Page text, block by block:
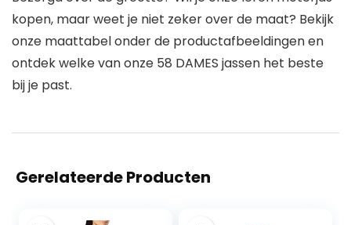
kopen, maar weet je niet zeker over de maat? Bekijk
onze maattabel onder de productafbeeldingen en
ontdek welke van onze 58 DAMES jassen het beste
bij je past.
Gerelateerde Producten